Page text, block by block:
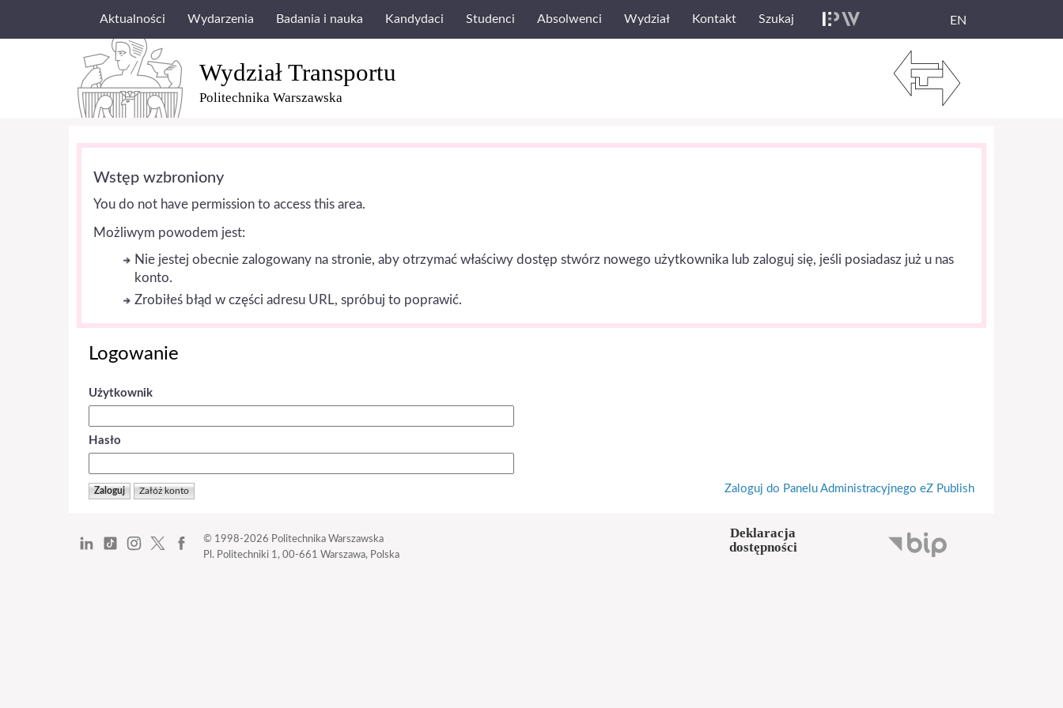
Aktualności Wydarzenia Badania i nauka Kandydaci Studenci Absolwenci Wydział Kontakt Szukaj EN
Wydział Transportu
Politechnika Warszawska
Wstęp wzbroniony
You do not have permission to access this area.
Możliwym powodem jest:
Nie jestej obecnie zalogowany na stronie, aby otrzymać właściwy dostęp stwórz nowego użytkownika lub zaloguj się, jeśli posiadasz już u nas
konto.
Zrobiłeś błąd w części adresu URL, spróbuj to poprawić.
Logowanie
Użytkownik
Hasło
Zaloguj do Panelu Administracyjnego eZ Publish
© 1998-2026 Politechnika Warszawska
Pl. Politechniki 1, 00-661 Warszawa, Polska
Deklaracja
dostępności